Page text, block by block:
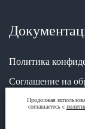
Политика
Соглашение на
Продолжая
соглашаетесь с